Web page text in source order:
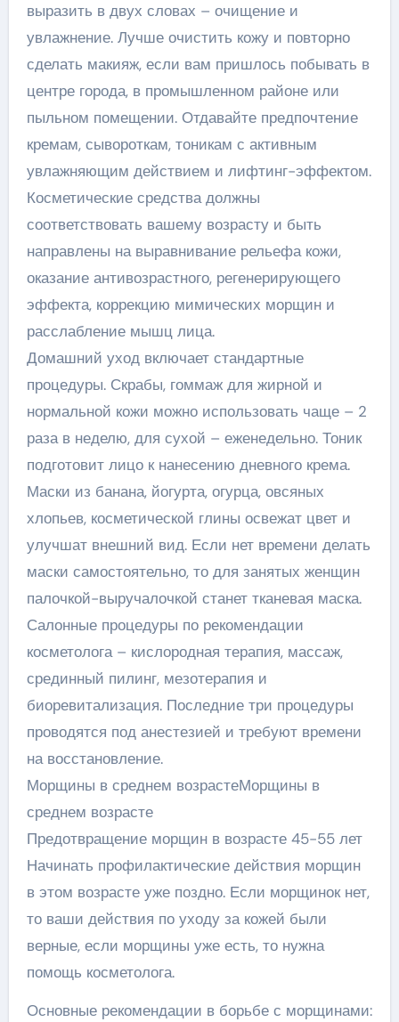
выразить в двух словах – очищение и
увлажнение. Лучше очистить кожу и повторно
сделать макияж, если вам пришлось побывать в
центре города, в промышленном районе или
пыльном помещении. Отдавайте предпочтение
кремам, сывороткам, тоникам с активным
увлажняющим действием и лифтинг-эффектом.
Косметические средства должны
соответствовать вашему возрасту и быть
направлены на выравнивание рельефа кожи,
оказание антивозрастного, регенерирующего
эффекта, коррекцию мимических морщин и
расслабление мышц лица.
Домашний уход включает стандартные
процедуры. Скрабы, гоммаж для жирной и
нормальной кожи можно использовать чаще – 2
раза в неделю, для сухой – еженедельно. Тоник
подготовит лицо к нанесению дневного крема.
Маски из банана, йогурта, огурца, овсяных
хлопьев, косметической глины освежат цвет и
улучшат внешний вид. Если нет времени делать
маски самостоятельно, то для занятых женщин
палочкой-выручалочкой станет тканевая маска.
Салонные процедуры по рекомендации
косметолога – кислородная терапия, массаж,
срединный пилинг, мезотерапия и
биоревитализация. Последние три процедуры
проводятся под анестезией и требуют времени
на восстановление.
Морщины в среднем возрастеМорщины в
среднем возрасте
Предотвращение морщин в возрасте 45-55 лет
Начинать профилактические действия морщин
в этом возрасте уже поздно. Если морщинок нет,
то ваши действия по уходу за кожей были
верные, если морщины уже есть, то нужна
помощь косметолога.
Основные рекомендации в борьбе с морщинами: